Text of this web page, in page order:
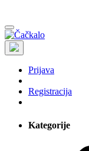
Prijava
Registracija
Kategorije